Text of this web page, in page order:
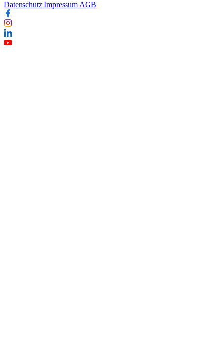
Datenschutz Impressum AGB